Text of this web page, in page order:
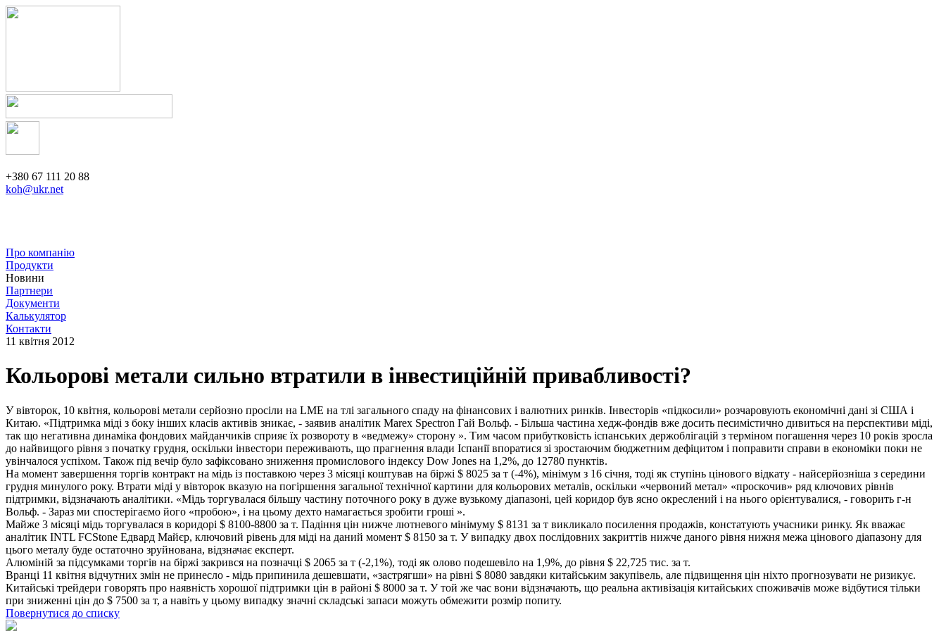
+380 67 111 20 88
koh@ukr.net
Про компанію
Продукти
Новини
Партнери
Документи
Калькулятор
Контакти
11 квітня 2012
Кольорові метали сильно втратили в інвестиційній привабливості?
У вівторок, 10 квітня, кольорові метали серйозно просіли на LME на тлі загального спаду на фінансових і валютних ринків. Інвесторів «підкосили» розчаровують економічні дані зі США і
Китаю. «Підтримка міді з боку інших класів активів зникає, - заявив аналітик Marex Spectron Гай Вольф. - Більша частина хедж-фондів вже досить песимістично дивиться на перспективи міді,
так що негативна динаміка фондових майданчиків сприяє їх розвороту в «ведмежу» сторону ». Тим часом прибутковість іспанських держоблігацій з терміном погашення через 10 років зросла
до найвищого рівня з початку грудня, оскільки інвестори переживають, що прагнення влади Іспанії впоратися зі зростаючим бюджетним дефіцитом і поправити справи в економіки поки не
увінчалося успіхом. Також під вечір було зафіксовано зниження промислового індексу Dow Jones на 1,2%, до 12780 пунктів.
На момент завершення торгів контракт на мідь із поставкою через 3 місяці коштував на біржі $ 8025 за т (-4%), мінімум з 16 січня, тоді як ступінь цінового відкату - найсерйозніша з середини
грудня минулого року. Втрати міді у вівторок вказую на погіршення загальної технічної картини для кольорових металів, оскільки «червоний метал» «проскочив» ряд ключових рівнів
підтримки, відзначають аналітики. «Мідь торгувалася більшу частину поточного року в дуже вузькому діапазоні, цей коридор був ясно окреслений і на нього орієнтувалися, - говорить г-н
Вольф. - Зараз ми спостерігаємо його «пробою», і на цьому дехто намагається зробити гроші ».
Майже 3 місяці мідь торгувалася в коридорі $ 8100-8800 за т. Падіння цін нижче лютневого мінімуму $ 8131 за т викликало посилення продажів, констатують учасники ринку. Як вважає
аналітик INTL FCStone Едвард Майєр, ключовий рівень для міді на даний момент $ 8150 за т. У випадку двох послідовних закриттів нижче даного рівня нижня межа цінового діапазону для
цього металу буде остаточно зруйнована, відзначає експерт.
Алюміній за підсумками торгів на біржі закрився на позначці $ 2065 за т (-2,1%), тоді як олово подешевіло на 1,9%, до рівня $ 22,725 тис. за т.
Вранці 11 квітня відчутних змін не принесло - мідь припинила дешевшати, «застрягши» на рівні $ 8080 завдяки китайським закупівель, але підвищення цін ніхто прогнозувати не ризикує.
Китайські трейдери говорять про наявність хорошої підтримки цін в районі $ 8000 за т. У той же час вони відзначають, що реальна активізація китайських споживачів може відбутися тільки
при зниженні цін до $ 7500 за т, а навіть у цьому випадку значні складські запаси можуть обмежити розмір попиту.
Повернутися до списку